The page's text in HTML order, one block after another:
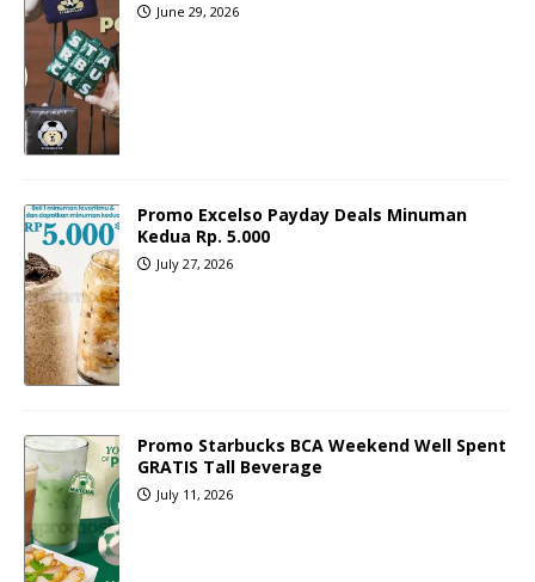
June 29, 2026
Promo Excelso Payday Deals Minuman
Kedua Rp. 5.000
July 27, 2026
Promo Starbucks BCA Weekend Well Spent
GRATIS Tall Beverage
July 11, 2026